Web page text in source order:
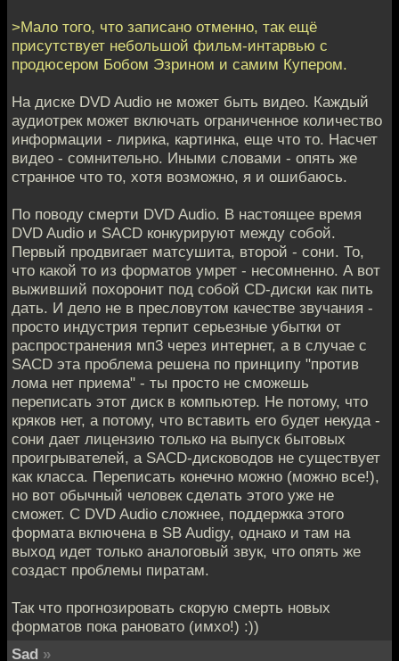
>Мало того, что записано отменно, так ещё
присутствует небольшой фильм-интарвью с
продюсером Бобом Эзрином и самим Купером.
На диске DVD Audio не может быть видео. Каждый
аудиотрек может включать ограниченное количество
информации - лирика, картинка, еще что то. Насчет
видео - сомнительно. Иными словами - опять же
странное что то, хотя возможно, я и ошибаюсь.
По поводу смерти DVD Audio. В настоящее время
DVD Audio и SACD конкурируют между собой.
Первый продвигает матсушита, второй - сони. То,
что какой то из форматов умрет - несомненно. А вот
выживший похоронит под собой CD-диски как пить
дать. И дело не в пресловутом качестве звучания -
просто индустрия терпит серьезные убытки от
распространения мп3 через интернет, а в случае с
SACD эта проблема решена по принципу "против
лома нет приема" - ты просто не сможешь
переписать этот диск в компьютер. Не потому, что
кряков нет, а потому, что вставить его будет некуда -
сони дает лицензию только на выпуск бытовых
проигрывателей, а SACD-дисководов не существует
как класса. Переписать конечно можно (можно все!),
но вот обычный человек сделать этого уже не
сможет. С DVD Audio сложнее, поддержка этого
формата включена в SB Audigy, однако и там на
выход идет только аналоговый звук, что опять же
создаст проблемы пиратам.
Так что прогнозировать скорую смерть новых
форматов пока рановато (имхо!) :))
Sad »